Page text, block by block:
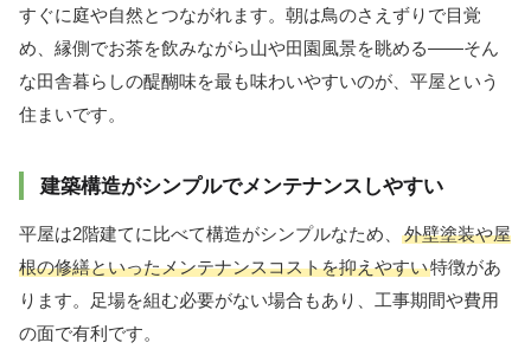
すぐに庭や自然とつながれます。朝は鳥のさえずりで目覚
め、縁側でお茶を飲みながら山や田園風景を眺める――そん
な田舎暮らしの醍醐味を最も味わいやすいのが、平屋という
住まいです。
建築構造がシンプルでメンテナンスしやすい
平屋は2階建てに比べて構造がシンプルなため、
外壁塗装や屋
根の修繕といったメンテナンスコストを抑えやすい特徴があ
ります。足場を組む必要がない場合もあり、工事期間や費用
の面で有利です。